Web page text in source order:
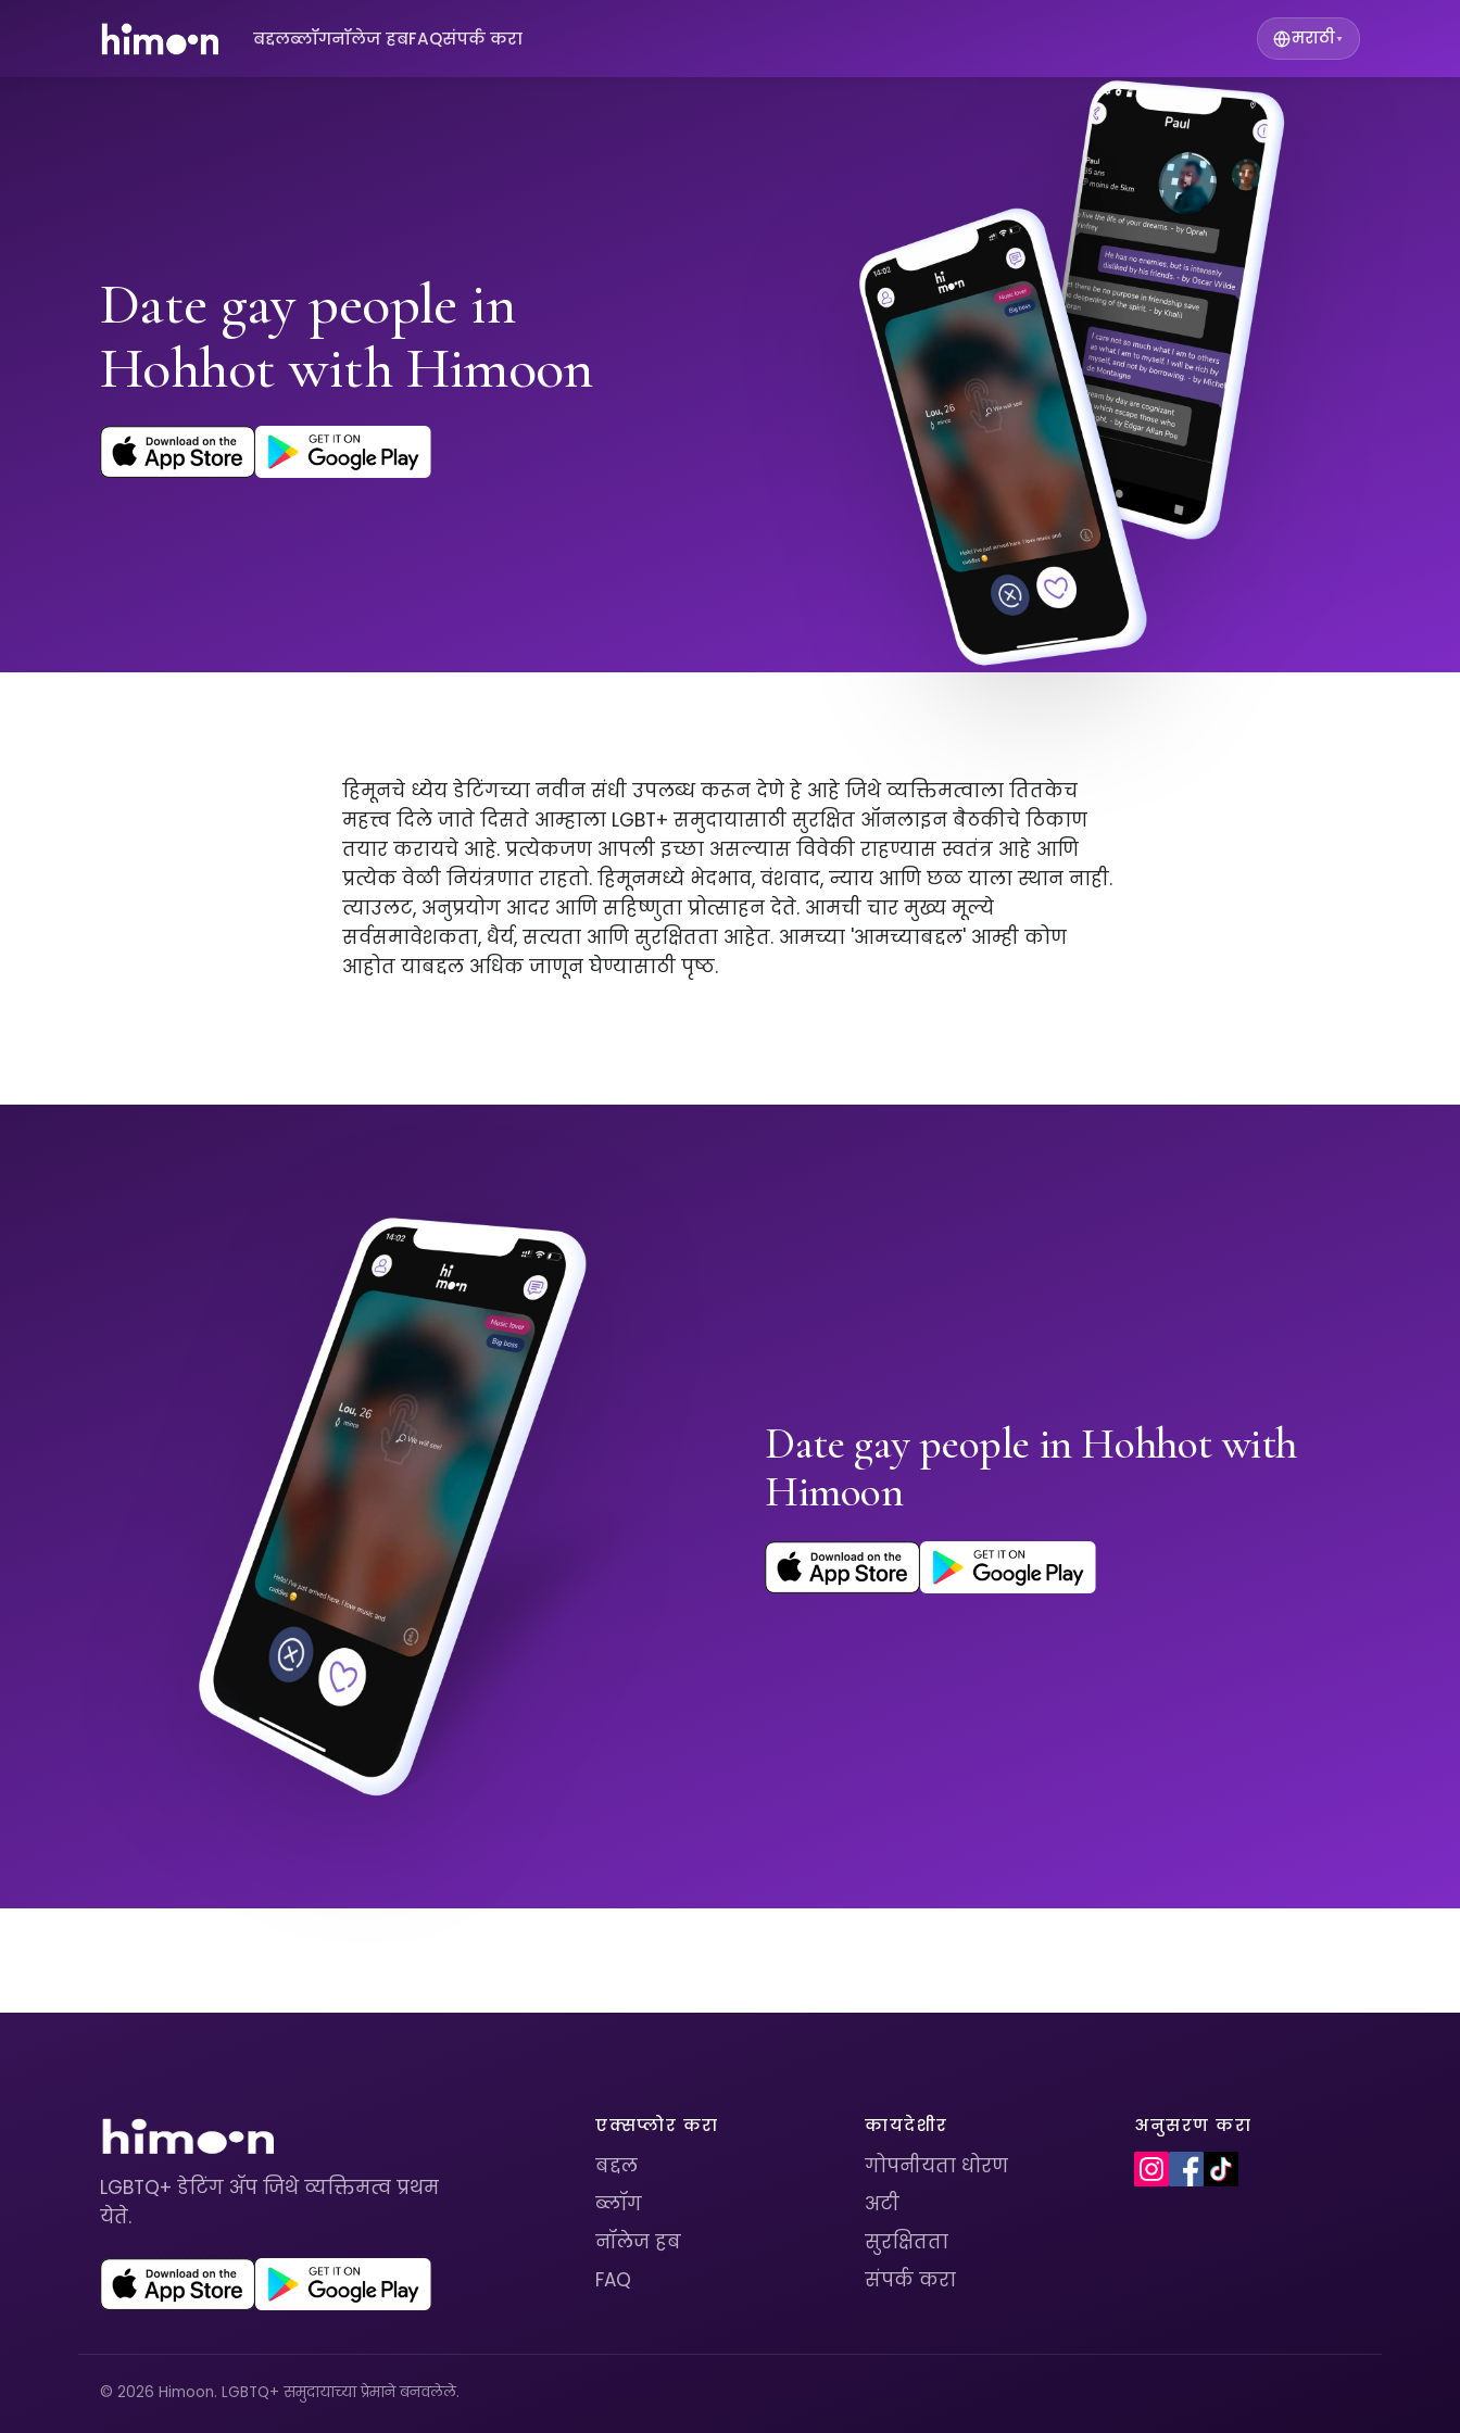
बद्दलब्लॉगनॉलेज हबFAQसंपर्क करा मराठी▾
Date gay people in
Hohhot with Himoon
हिमूनचे ध्येय डेटिंगच्या नवीन संधी उपलब्ध करून देणे हे आहे जिथे व्यक्तिमत्वाला तितकेच
महत्त्व दिले जाते दिसते आम्हाला LGBT+ समुदायासाठी सुरक्षित ऑनलाइन बैठकीचे ठिकाण
तयार करायचे आहे. प्रत्येकजण आपली इच्छा असल्यास विवेकी राहण्यास स्वतंत्र आहे आणि
प्रत्येक वेळी नियंत्रणात राहतो. हिमूनमध्ये भेदभाव, वंशवाद, न्याय आणि छळ याला स्थान नाही.
त्याउलट, अनुप्रयोग आदर आणि सहिष्णुता प्रोत्साहन देते. आमची चार मुख्य मूल्ये
सर्वसमावेशकता, धैर्य, सत्यता आणि सुरक्षितता आहेत. आमच्या 'आमच्याबद्दल' आम्ही कोण
आहोत याबद्दल अधिक जाणून घेण्यासाठी पृष्ठ.
Date gay people in Hohhot with
Himoon
LGBTQ+ डेटिंग ॲप जिथे व्यक्तिमत्व प्रथम
येते.
एक्सप्लोर करा
बद्दल
ब्लॉग
नॉलेज हब
FAQ
कायदेशीर
गोपनीयता धोरण
अटी
सुरक्षितता
संपर्क करा
अनुसरण करा
© 2026 Himoon. LGBTQ+ समुदायाच्या प्रेमाने बनवलेले.